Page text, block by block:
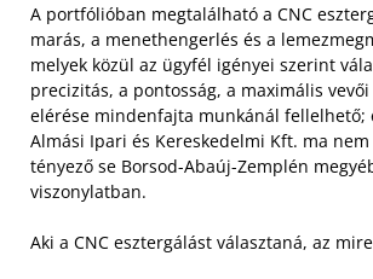
A portfólióban megtalálható a CNC
marás, a menethengerlés és a
melyek közül az ügyfél igényei szerint
precizitás, a pontosság, a maximális
elérése mindenfajta munkánál fellelhető;
Almási Ipari és Kereskedelmi Kft. ma
tényező se Borsod-Abaúj-Zemplén
viszonylatban.
Aki a CNC esztergálást választaná, az